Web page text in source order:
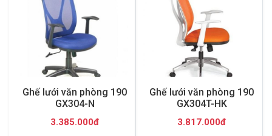
Ghế lưới văn phòng 190
GX304-N
3.385.000đ
Ghế lưới văn phòng 190
GX304T-HK
3.817.000đ